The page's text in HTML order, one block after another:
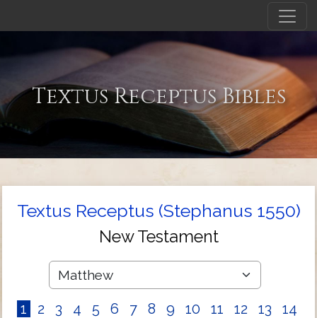
Textus Receptus Bibles
Textus Receptus (Stephanus 1550)
New Testament
1 2 3 4 5 6 7 8 9 10 11 12 13
14